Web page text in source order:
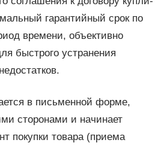
гарантийный срок по
времени, объективно
быстрого устранения
в письменной форме,
сторонами и начинает
покупки товара (приема